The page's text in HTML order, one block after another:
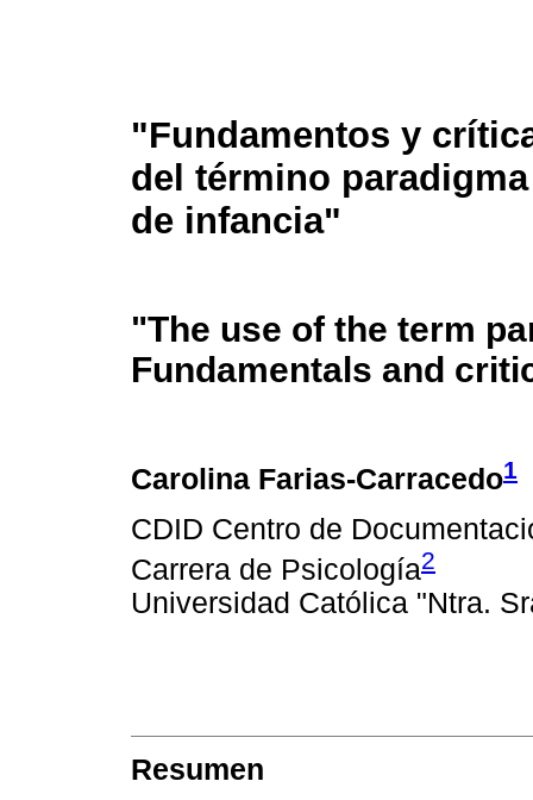
"Fundamentos y
del término
de infancia"
"The use of the term
Fundamentals and
Carolina Farias-Carracedo1
CDID Centro de
Carrera de Psicología2
Universidad Católica "Ntra.
Resumen